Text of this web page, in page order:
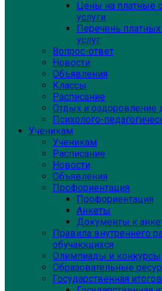
Цены на платные
услуги
Перечень
услуг
Вопрос-ответ
Новости
Объявления
Классы
Расписание
Отдых и оздоровление
Психолого-
Ученикам
Ученикам
Расписание
Новости
Объявления
Профориентация
Профориентация
Анкеты
Документы к
Правила внутреннего
обучающихся
Олимпиады и конкурсы
Образовательные
Государственная